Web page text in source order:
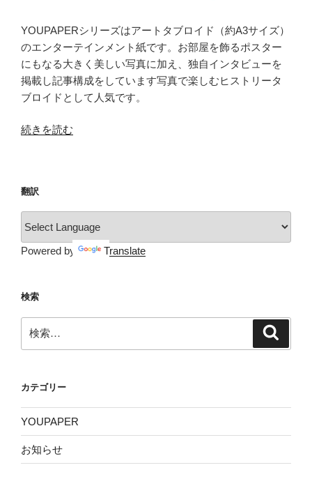
YOUPAPERシリーズはアートタブロイド（約A3サイズ）
のエンターテインメント紙です。お部屋を飾るポスター
にもなる大きく美しい写真に加え、独自インタビューを
掲載し記事構成をしています写真で楽しむヒストリータ
ブロイドとして人気です。
“YOUPAPER（vol.14）”
続きを読む
翻訳
Powered by Translate
検索
索:
カテゴリー
YOUPAPER
お知らせ